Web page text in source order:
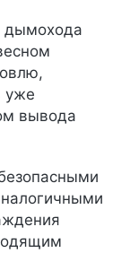
дымохода
уже
вывода